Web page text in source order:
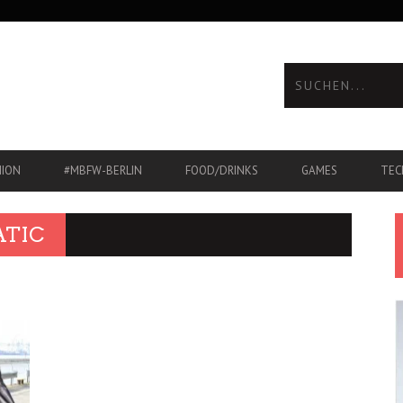
#MBFW-BERLIN FOOD/DRINKS GAMES